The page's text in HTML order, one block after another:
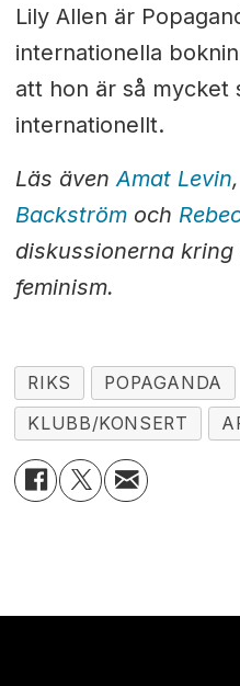
Lily Allen är
internationella
att hon är så mycket
internationellt.
Läs ävenAmat Levin,
Backströmoch
diskussionerna
feminism.
RIKS POPAGANDA
KLUBB/KONSERT